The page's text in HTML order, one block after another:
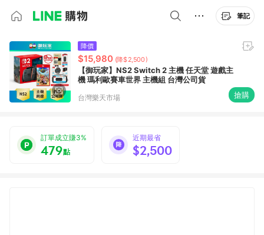
筆記
降價
$15,980 (降$2,500)
【御玩家】NS2 Switch 2 主機 任天堂 遊戲主
機 瑪利歐賽車世界 主機組 台灣公司貨
台灣樂天市場 搶購
訂單成立賺3%
479點
近期最省
$2,500